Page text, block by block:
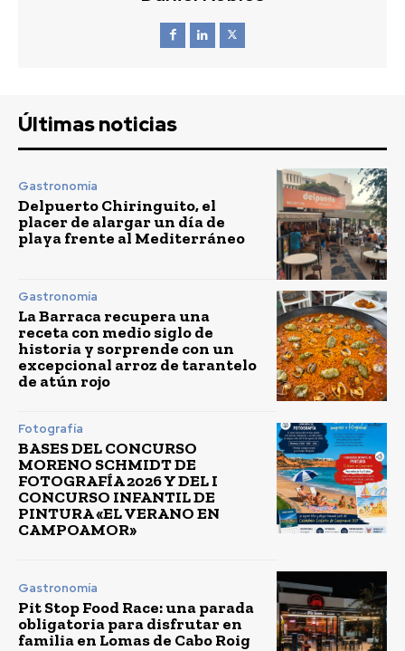
Últimas noticias
Gastronomía
Delpuerto Chiringuito, el
placer de alargar un día de
playa frente al Mediterráneo
Gastronomía
La Barraca recupera una
receta con medio siglo de
historia y sorprende con un
excepcional arroz de tarantelo
de atún rojo
Fotografía
BASES DEL CONCURSO
MORENO SCHMIDT DE
FOTOGRAFÍA 2026 Y DEL I
CONCURSO INFANTIL DE
PINTURA «EL VERANO EN
CAMPOAMOR»
Gastronomía
Pit Stop Food Race: una parada
obligatoria para disfrutar en
familia en Lomas de Cabo Roig